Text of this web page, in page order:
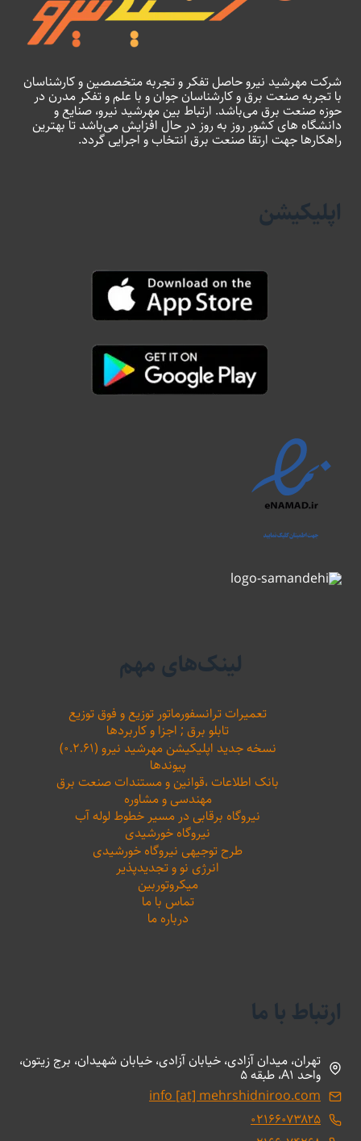
شرکت مهرشید نیرو حاصل تفکر و تجربه متخصصین و کارشناسان
با تجربه صنعت برق و کارشناسان جوان و با علم و تفکر مدرن در
حوزه صنعت برق می‌باشد. ارتباط بین مهرشید نیرو، صنایع و
دانشگاه های کشور روز به روز در حال افزایش می‌باشد تا بهترین
راهکارها جهت ارتقا صنعت برق انتخاب و اجرایی گردد.
اپلیکیشن
لینک‌های مهم
تعمیرات ترانسفورماتور توزیع و فوق توزیع
تابلو برق ; اجزا و کاربردها
نسخه جدید اپلیکیشن مهرشید نیرو (۰.۲.۶۱)
پیوندها
بانک اطلاعات ،‌قوانین و مستندات صنعت برق
مهندسی و مشاوره
نیروگاه برقابی در مسیر خطوط لوله آب
نیروگاه خورشیدی
طرح توجیهی نیروگاه خورشیدی
انرژی نو و تجدیدپذیر
میکروتوربین
تماس با ما
درباره ما
ارتباط با ما
تهران، میدان آزادی، خیابان آزادی، خیابان شهیدان، برج زیتون،
واحد A1، طبقه 5
info [at] mehrshidniroo.com
۰۲۱۶۶۰۷۳۸۲۵